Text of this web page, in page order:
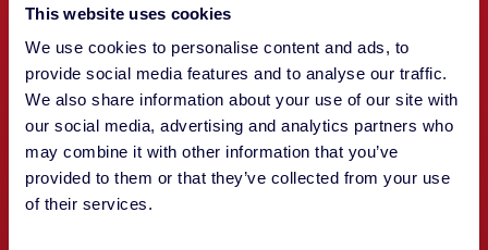
This website uses cookies
We use cookies to personalise content and ads, to
provide social media features and to analyse our traffic.
We also share information about your use of our site with
our social media, advertising and analytics partners who
may combine it with other information that you’ve
provided to them or that they’ve collected from your use
of their services.